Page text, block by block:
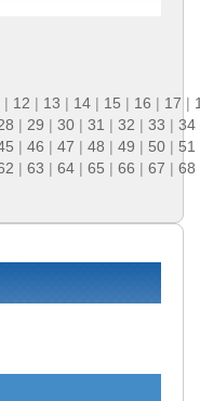
| 12 | 13 | 14 | 15 | 16 | 17 |
| 29 | 30 | 31 | 32 | 33 | 34
| 46 | 47 | 48 | 49 | 50 | 51
| 63 | 64 | 65 | 66 | 67 | 68